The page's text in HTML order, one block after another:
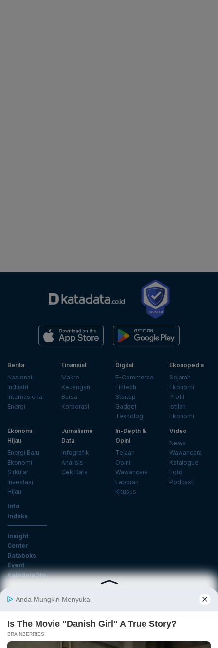
Berita
Nasional
Industri
Internasional
Energi
Finansial
Makro
Keuangan
Bursa
Korporasi
Digital
E-Commerce
Fintech
Startup
Gadget
Teknologi
Ekonopedia
Sejarah
Ekonomi
Profil
Istilah
Ekonomi
Ekonomi
Hijau
Energi Baru
Ekonomi
Sirkular
Investasi
Hijau
Jurnalisme
Data
Infografik
Analisis
Cek Data
In-Depth &
Opini
Telaah
Opini
Wawancara
Laporan
Khusus
Video
News
Wawancara
Katalogue
Foto
Podcast
Info
Indeks
Insight
Center
Databoks
Event
KatadataOto
Langganan Newsletter
Ikuti Kami